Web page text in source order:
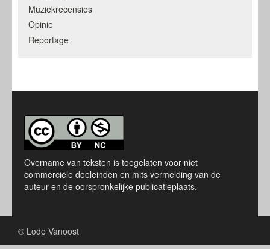
Muziekrecensies
Opinie
Reportage
Overname van teksten is toegelaten voor niet
commerciële doeleinden en mits vermelding van de
auteur en de oorspronkelijke publicatieplaats.
© Lode Vanoost